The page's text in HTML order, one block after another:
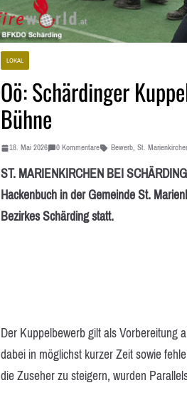
LOKAL
Oö: Schärdinger
Bühne
18. Mai 2026 0 Kommentare Bewerb, St.
ST. MARIENKIRCHEN BEI
Hackenbuch in der Gemeinde St.
Bezirkes Schärding statt.
Der Kuppelbewerb gilt als Vorbereitung
dabei in möglichst kurzer Zeit sowie
die Zuseher zu steigern, wurden